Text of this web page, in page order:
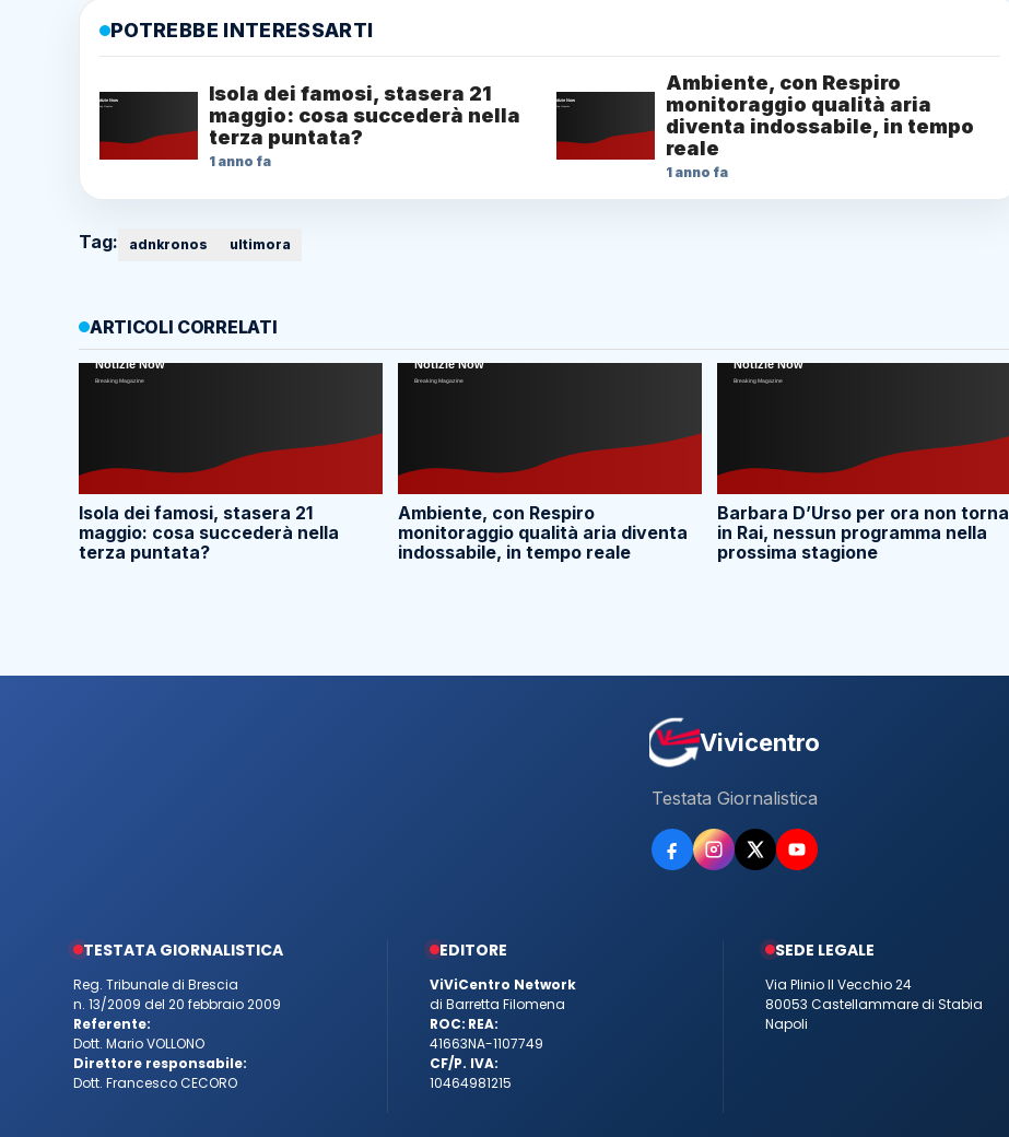
POTREBBE INTERESSARTI
Isola dei famosi, stasera 21
maggio: cosa succederà nella
terza puntata?
1 anno fa
Ambiente, con Respiro
monitoraggio qualità aria
diventa indossabile, in tempo
reale
1 anno fa
Tag: adnkronos ultimora
ARTICOLI CORRELATI
Isola dei famosi, stasera 21
maggio: cosa succederà nella
terza puntata?
Ambiente, con Respiro
monitoraggio qualità aria diventa
indossabile, in tempo reale
Barbara D’Urso per ora non torna
in Rai, nessun programma nella
prossima stagione
Vivicentro
Testata Giornalistica
TESTATA GIORNALISTICA
Reg. Tribunale di Brescia
n. 13/2009 del 20 febbraio 2009
Referente:
Dott. Mario VOLLONO
Direttore responsabile:
Dott. Francesco CECORO
EDITORE
ViViCentro Network
di Barretta Filomena
ROC:
41663
REA:
NA-1107749
CF/P. IVA:
10464981215
SEDE LEGALE
Via Plinio Il Vecchio 24
80053 Castellammare di Stabia
Napoli